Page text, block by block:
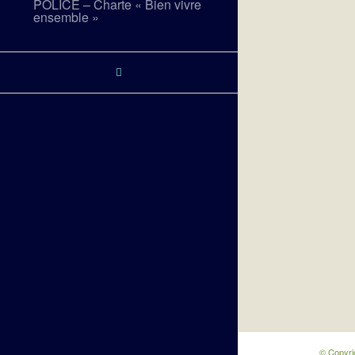
POLICE – Charte « Bien vivre
ensemble »
©